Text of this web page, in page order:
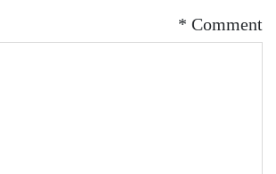
Comment
*